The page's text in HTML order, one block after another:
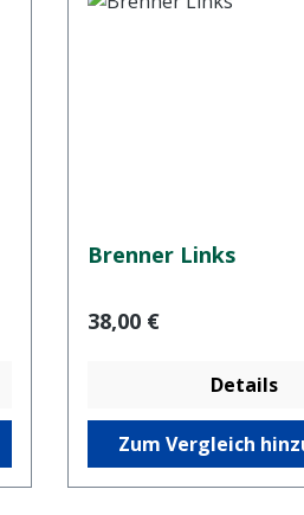
Brenner Links
Regulärer Preis:
38,00 €
Details
Zum Vergleich